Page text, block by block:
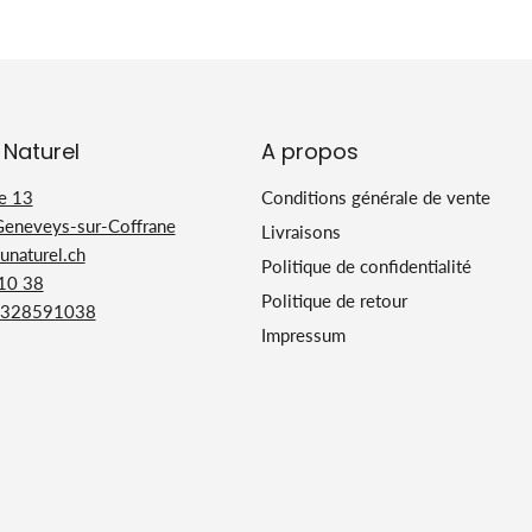
13
sur-Coffrane
38
A propos
Conditions générale de vente
Livraisons
Politique de confidentialité
Politique de retour
Impressum